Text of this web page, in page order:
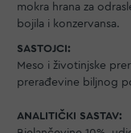
mokra hrana za
bojila i konzervansa.
SASTOJCI:
Meso i životinjske
prerađevine biljnog
ANALITIČKI SASTAV: